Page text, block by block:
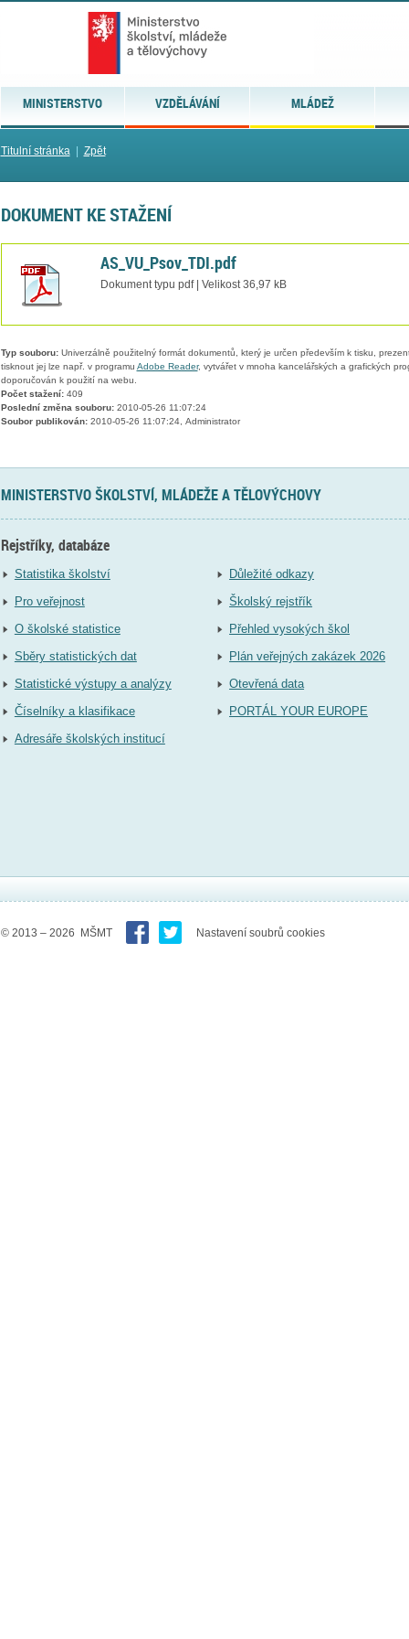
MINISTERSTVO VZDĚLÁVÁNÍ MLÁDEŽ
Titulní stránka| Zpět
DOKUMENT KE STAŽENÍ
AS_VU_Psov_TDI.pdf
Dokument typu pdf | Velikost 36,97 kB
Typ souboru:Univerzálně použitelný formát dokumentů, který je určen především k tisku,
tisknout jej lze např. v programu Adobe Reader, vytvářet v mnoha kancelářských a grafických
doporučován k použití na webu.
Počet stažení:409
Poslední změna souboru:2010-05-26 11:07:24
Soubor publikován:2010-05-26 11:07:24, Administrator
MINISTERSTVO ŠKOLSTVÍ, MLÁDEŽE A TĚLOVÝCHOVY
Rejstříky, databáze
Statistika školství
Pro veřejnost
O školské statistice
Sběry statistických dat
Statistické výstupy a analýzy
Číselníky a klasifikace
Adresáře školských institucí
Důležité odkazy
Školský rejstřík
Přehled vysokých škol
Plán veřejných zakázek 2026
Otevřená data
PORTÁL YOUR EUROPE
© 2013 – 2026 MŠMT Nastavení soubrů cookies